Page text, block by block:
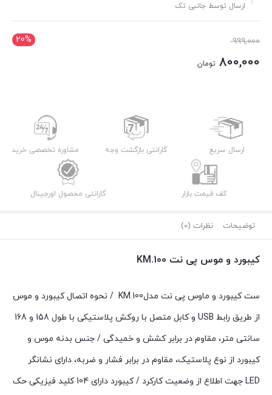
ارسال توسط جانبی تک
20% 999,000قیمت
اصلی:
800,000 تومان
800,000 تومان.
ارسال سریع گارانتی بازگشت وجه مشاوره تخصصی خرید
کف قیمت بازار گارانتی محصول اورجینال
توضیحات نظرات (0)
کیبورد و موس پی نت KM.100
ست کیبورد و ماوس پی نت مدلKM.100 / نحوه اتصال کیبورد و موس
از طریق رابط USB و کابل متصل با روکش پلاستیکی با طول 158 و 168
سانتی متر، مقاوم در برابر کشش و خمیدگی / جنس بدنه موس و
کیبورد از نوع پلاستیک، مقاوم در برابر فشار و ضربه، دارای نشانگر
LED جهت اطلاع از وضعیت کارکرد / کیبورد دارای 104 کلید فیزیکی حک